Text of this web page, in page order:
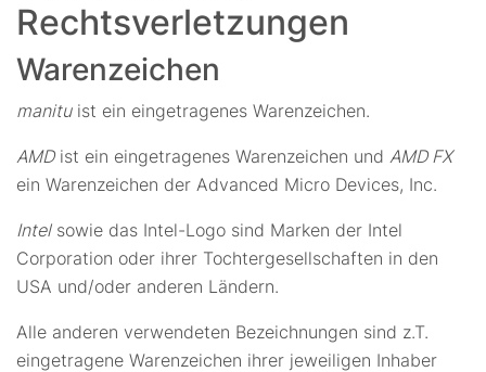
Rechtsverletzungen
Warenzeichen
manituist ein eingetragenes Warenzeichen.
AMDist ein eingetragenes Warenzeichen und AMD FX
ein Warenzeichen der Advanced Micro Devices, Inc.
Intelsowie das Intel-Logo sind Marken der Intel
Corporation oder ihrer Tochtergesellschaften in den
USA und/oder anderen Ländern.
Alle anderen verwendeten Bezeichnungen sind z.T.
eingetragene Warenzeichen ihrer jeweiligen Inhaber